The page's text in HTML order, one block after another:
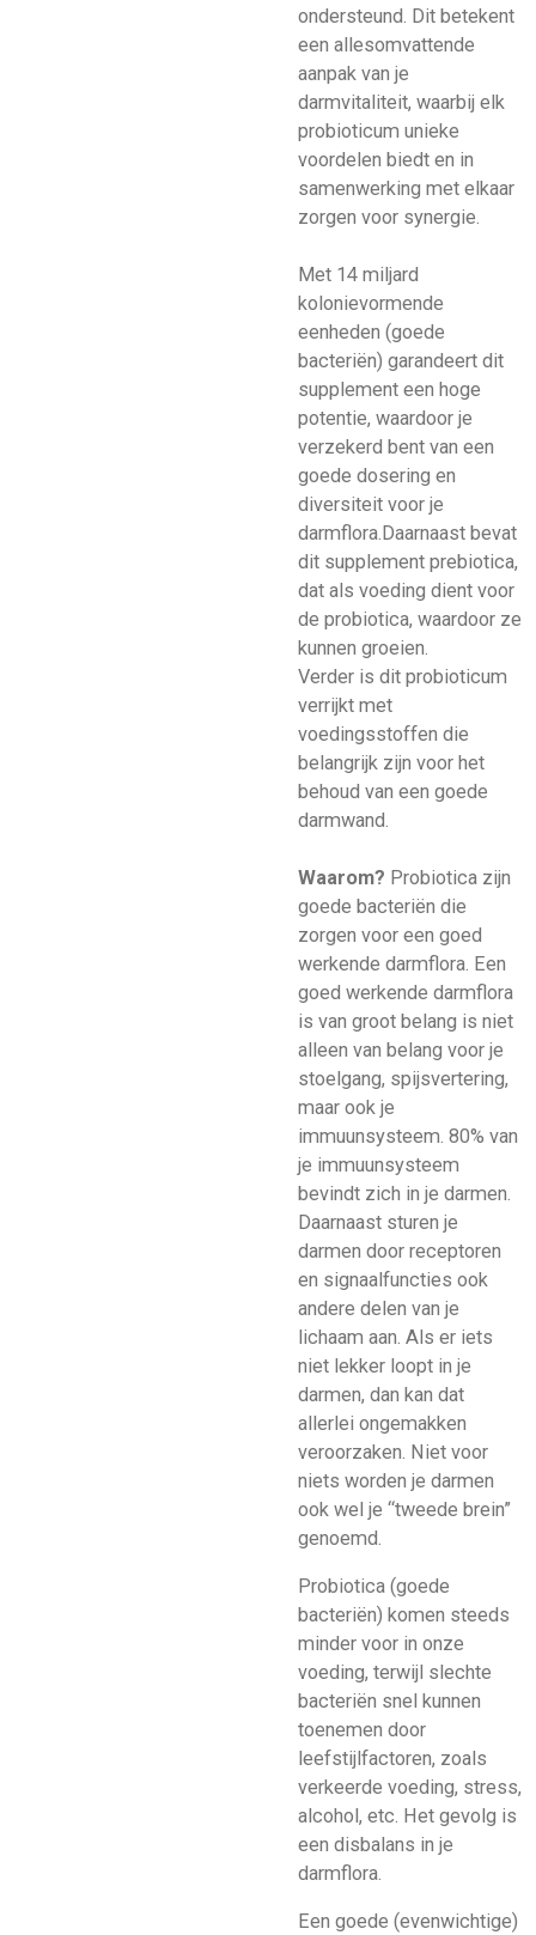
ondersteund. Dit betekent
een allesomvattende
aanpak van je
darmvitaliteit, waarbij elk
probioticum unieke
voordelen biedt en in
samenwerking met elkaar
zorgen voor synergie.
Met 14 miljard
kolonievormende
eenheden (goede
bacteriën) garandeert dit
supplement een hoge
potentie, waardoor je
verzekerd bent van een
goede dosering en
diversiteit voor je
darmflora. Daarnaast bevat
dit supplement prebiotica,
dat als voeding dient voor
de probiotica, waardoor ze
kunnen groeien.
Verder is dit probioticum
verrijkt met
voedingsstoffen die
belangrijk zijn voor het
behoud van een goede
darmwand.
Waarom? Probiotica zijn
goede bacteriën die
zorgen voor een goed
werkende darmflora. Een
goed werkende darmflora
is van groot belang is niet
alleen van belang voor je
stoelgang, spijsvertering,
maar ook je
immuunsysteem. 80% van
je immuunsysteem
bevindt zich in je darmen.
Daarnaast sturen je
darmen door receptoren
en signaalfuncties ook
andere delen van je
lichaam aan. Als er iets
niet lekker loopt in je
darmen, dan kan dat
allerlei ongemakken
veroorzaken. Niet voor
niets worden je darmen
ook wel je “tweede brein”
genoemd.
Probiotica (goede
bacteriën) komen steeds
minder voor in onze
voeding, terwijl slechte
bacteriën snel kunnen
toenemen door
leefstijlfactoren, zoals
verkeerde voeding, stress,
alcohol, etc. Het gevolg is
een disbalans in je
darmflora.
Een goede (evenwichtige)